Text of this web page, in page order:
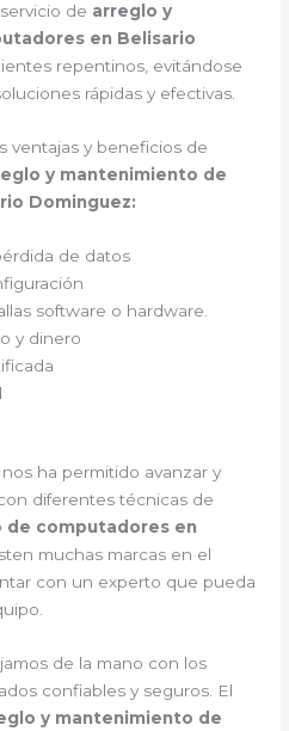
de arreglo y
en Belisario
repentinos, evitándose
rápidas y efectivas.
ventajas y beneficios de
y mantenimiento de
Dominguez:
de datos
software o hardware.
y dinero
ha permitido avanzar y
diferentes técnicas de
de computadores en
muchas marcas en el
con un experto que pueda
de la mano con los
confiables y seguros. El
y mantenimiento de